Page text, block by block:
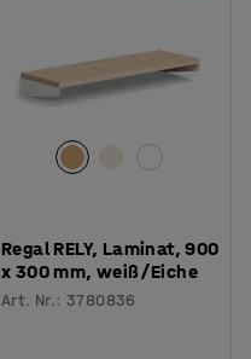
Regal RELY, Laminat, 900
x 300 mm, weiß/Eiche
Art. Nr.:3780836